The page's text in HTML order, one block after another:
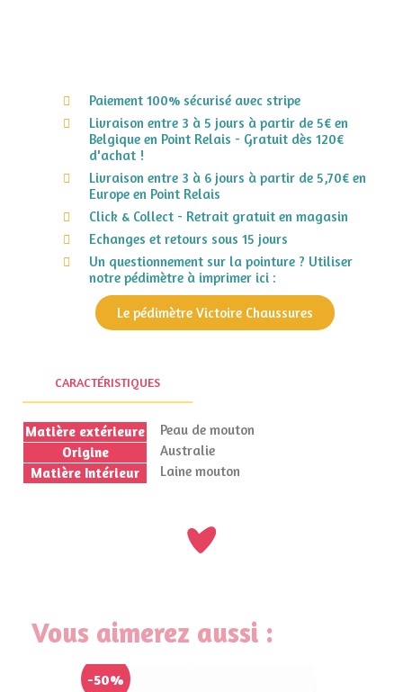
Paiement 100% sécurisé avec stripe
Livraison entre 3 à 5 jours à partir de 5€ en
Belgique en Point Relais - Gratuit dès 120€
d'achat !
Livraison entre 3 à 6 jours à partir de 5,70€ en
Europe en Point Relais
Click & Collect - Retrait gratuit en magasin
Echanges et retours sous 15 jours
Un questionnement sur la pointure ? Utiliser
notre pédimètre à imprimer ici :
Le pédimètre Victoire Chaussures
CARACTÉRISTIQUES
Matière extérieure
Peau de mouton
Origine
Australie
Matière Intérieur
Laine mouton
Vous aimerez aussi :
-50%